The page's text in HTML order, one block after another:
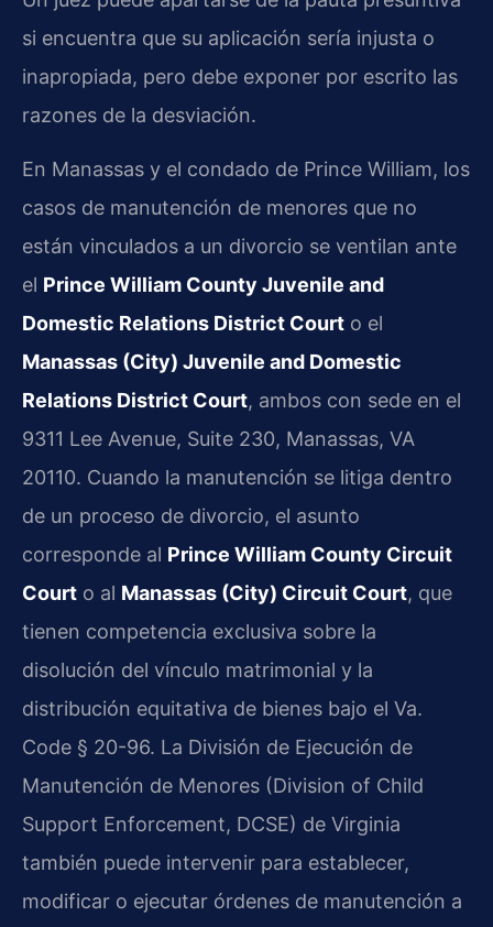
si encuentra que su aplicación sería injusta o
inapropiada, pero debe exponer por escrito las
razones de la desviación.
En Manassas y el condado de Prince William, los
casos de manutención de menores que no
están vinculados a un divorcio se ventilan ante
el Prince William County Juvenile and
Domestic Relations District Court o el
Manassas (City) Juvenile and Domestic
Relations District Court, ambos con sede en el
9311 Lee Avenue, Suite 230, Manassas, VA
20110. Cuando la manutención se litiga dentro
de un proceso de divorcio, el asunto
corresponde al Prince William County Circuit
Court o al Manassas (City) Circuit Court, que
tienen competencia exclusiva sobre la
disolución del vínculo matrimonial y la
distribución equitativa de bienes bajo el Va.
Code § 20-96. La División de Ejecución de
Manutención de Menores (Division of Child
Support Enforcement, DCSE) de Virginia
también puede intervenir para establecer,
modificar o ejecutar órdenes de manutención a